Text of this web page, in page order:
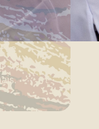
e
sem